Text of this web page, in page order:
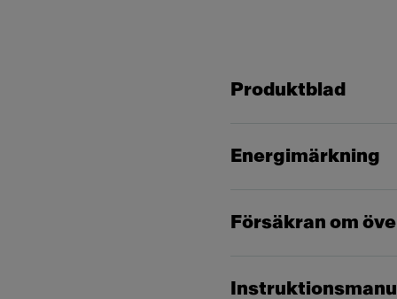
Produktblad
Energimärkning
Försäkran om